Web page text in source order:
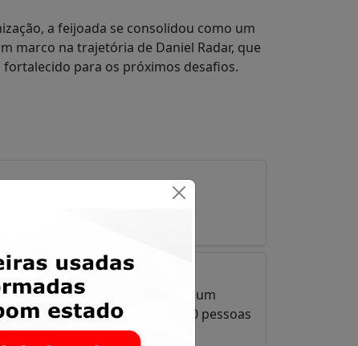
a feijoada se consolidou como um
marco na trajetória de Daniel Radar, que
para os próximos desafios.
que uma confraternização, foi um
parabéns pelas mais de 500 pessoas